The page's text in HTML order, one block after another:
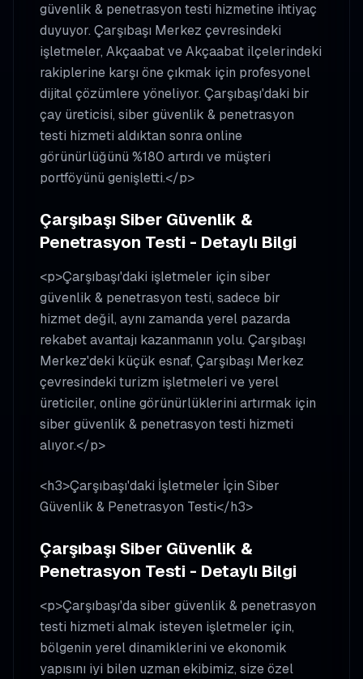
güvenlik & penetrasyon testi hizmetine ihtiyaç
duyuyor. Çarşıbaşı Merkez çevresindeki
işletmeler, Akçaabat ve Akçaabat ilçelerindeki
rakiplerine karşı öne çıkmak için profesyonel
dijital çözümlere yöneliyor. Çarşıbaşı'daki bir
çay üreticisi, siber güvenlik & penetrasyon
testi hizmeti aldıktan sonra online
görünürlüğünü %180 artırdı ve müşteri
portföyünü genişletti.</p>
Çarşıbaşı Siber Güvenlik &
Penetrasyon Testi - Detaylı Bilgi
<p>Çarşıbaşı'daki işletmeler için siber
güvenlik & penetrasyon testi, sadece bir
hizmet değil, aynı zamanda yerel pazarda
rekabet avantajı kazanmanın yolu. Çarşıbaşı
Merkez'deki küçük esnaf, Çarşıbaşı Merkez
çevresindeki turizm işletmeleri ve yerel
üreticiler, online görünürlüklerini artırmak için
siber güvenlik & penetrasyon testi hizmeti
alıyor.</p>
<h3>Çarşıbaşı'daki İşletmeler İçin Siber
Güvenlik & Penetrasyon Testi</h3>
Çarşıbaşı Siber Güvenlik &
Penetrasyon Testi - Detaylı Bilgi
<p>Çarşıbaşı'da siber güvenlik & penetrasyon
testi hizmeti almak isteyen işletmeler için,
bölgenin yerel dinamiklerini ve ekonomik
yapısını iyi bilen uzman ekibimiz, size özel